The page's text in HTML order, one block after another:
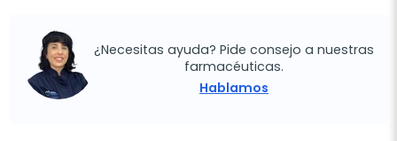
¿Necesitas ayuda? Pide consejo a nuestras
farmacéuticas.
Hablamos